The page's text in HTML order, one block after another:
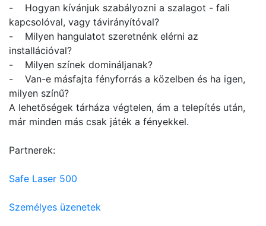
- Hogyan kívánjuk szabályozni a szalagot - fali
kapcsolóval, vagy távirányítóval?
- Milyen hangulatot szeretnénk elérni az
installációval?
- Milyen színek domináljanak?
- Van-e másfajta fényforrás a közelben és ha igen,
milyen színű?
A lehetőségek tárháza végtelen, ám a telepítés után,
már minden más csak játék a fényekkel.
Partnerek:
Safe Laser 500
Személyes üzenetek